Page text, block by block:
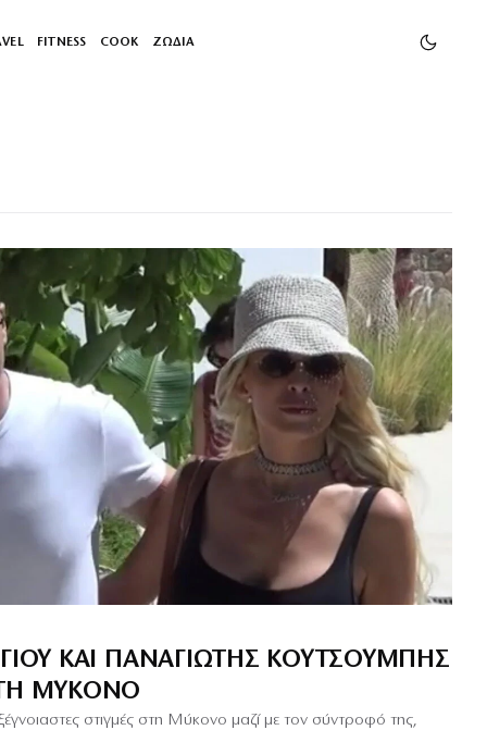
FITNESS COOK ΖΩΔΙΑ
ΚΑΙ ΠΑΝΑΓΙΏΤΗΣ ΚΟΥΤΣΟΥΜΠΉΣ
ΜΎΚΟΝΟ
στιγμές στη Μύκονο μαζί με τον σύντροφό της,